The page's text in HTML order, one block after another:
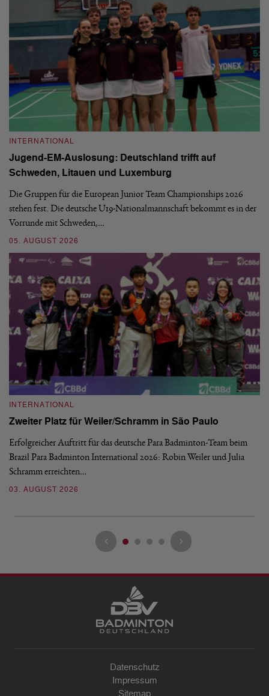
INTERNATIONAL
Jugend-EM-Auslosung: Deutschland trifft auf
Schweden, Litauen und Luxemburg
Die Gruppen für die European Junior Team Championships 2026
stehen fest. Die deutsche U19-Nationalmannschaft bekommt es in der
Vorrunde mit Schweden,…
05. AUGUST 2026
INTERNATIONAL
Zweiter Platz für Weiler/Schramm in São Paulo
Erfolgreicher Auftritt für das deutsche Para Badminton-Team beim
Brazil Para Badminton International 2026: Robin Weiler und Julia
Schramm erreichten…
03. AUGUST 2026
Datenschutz
Impressum
Sitemap